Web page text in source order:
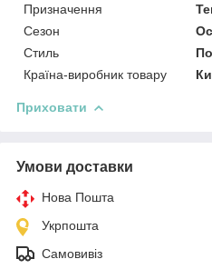
Призначення
Сезон
Стиль
Країна-виробник товару
Приховати
Умови доставки
Нова Пошта
Укрпошта
Самовивіз